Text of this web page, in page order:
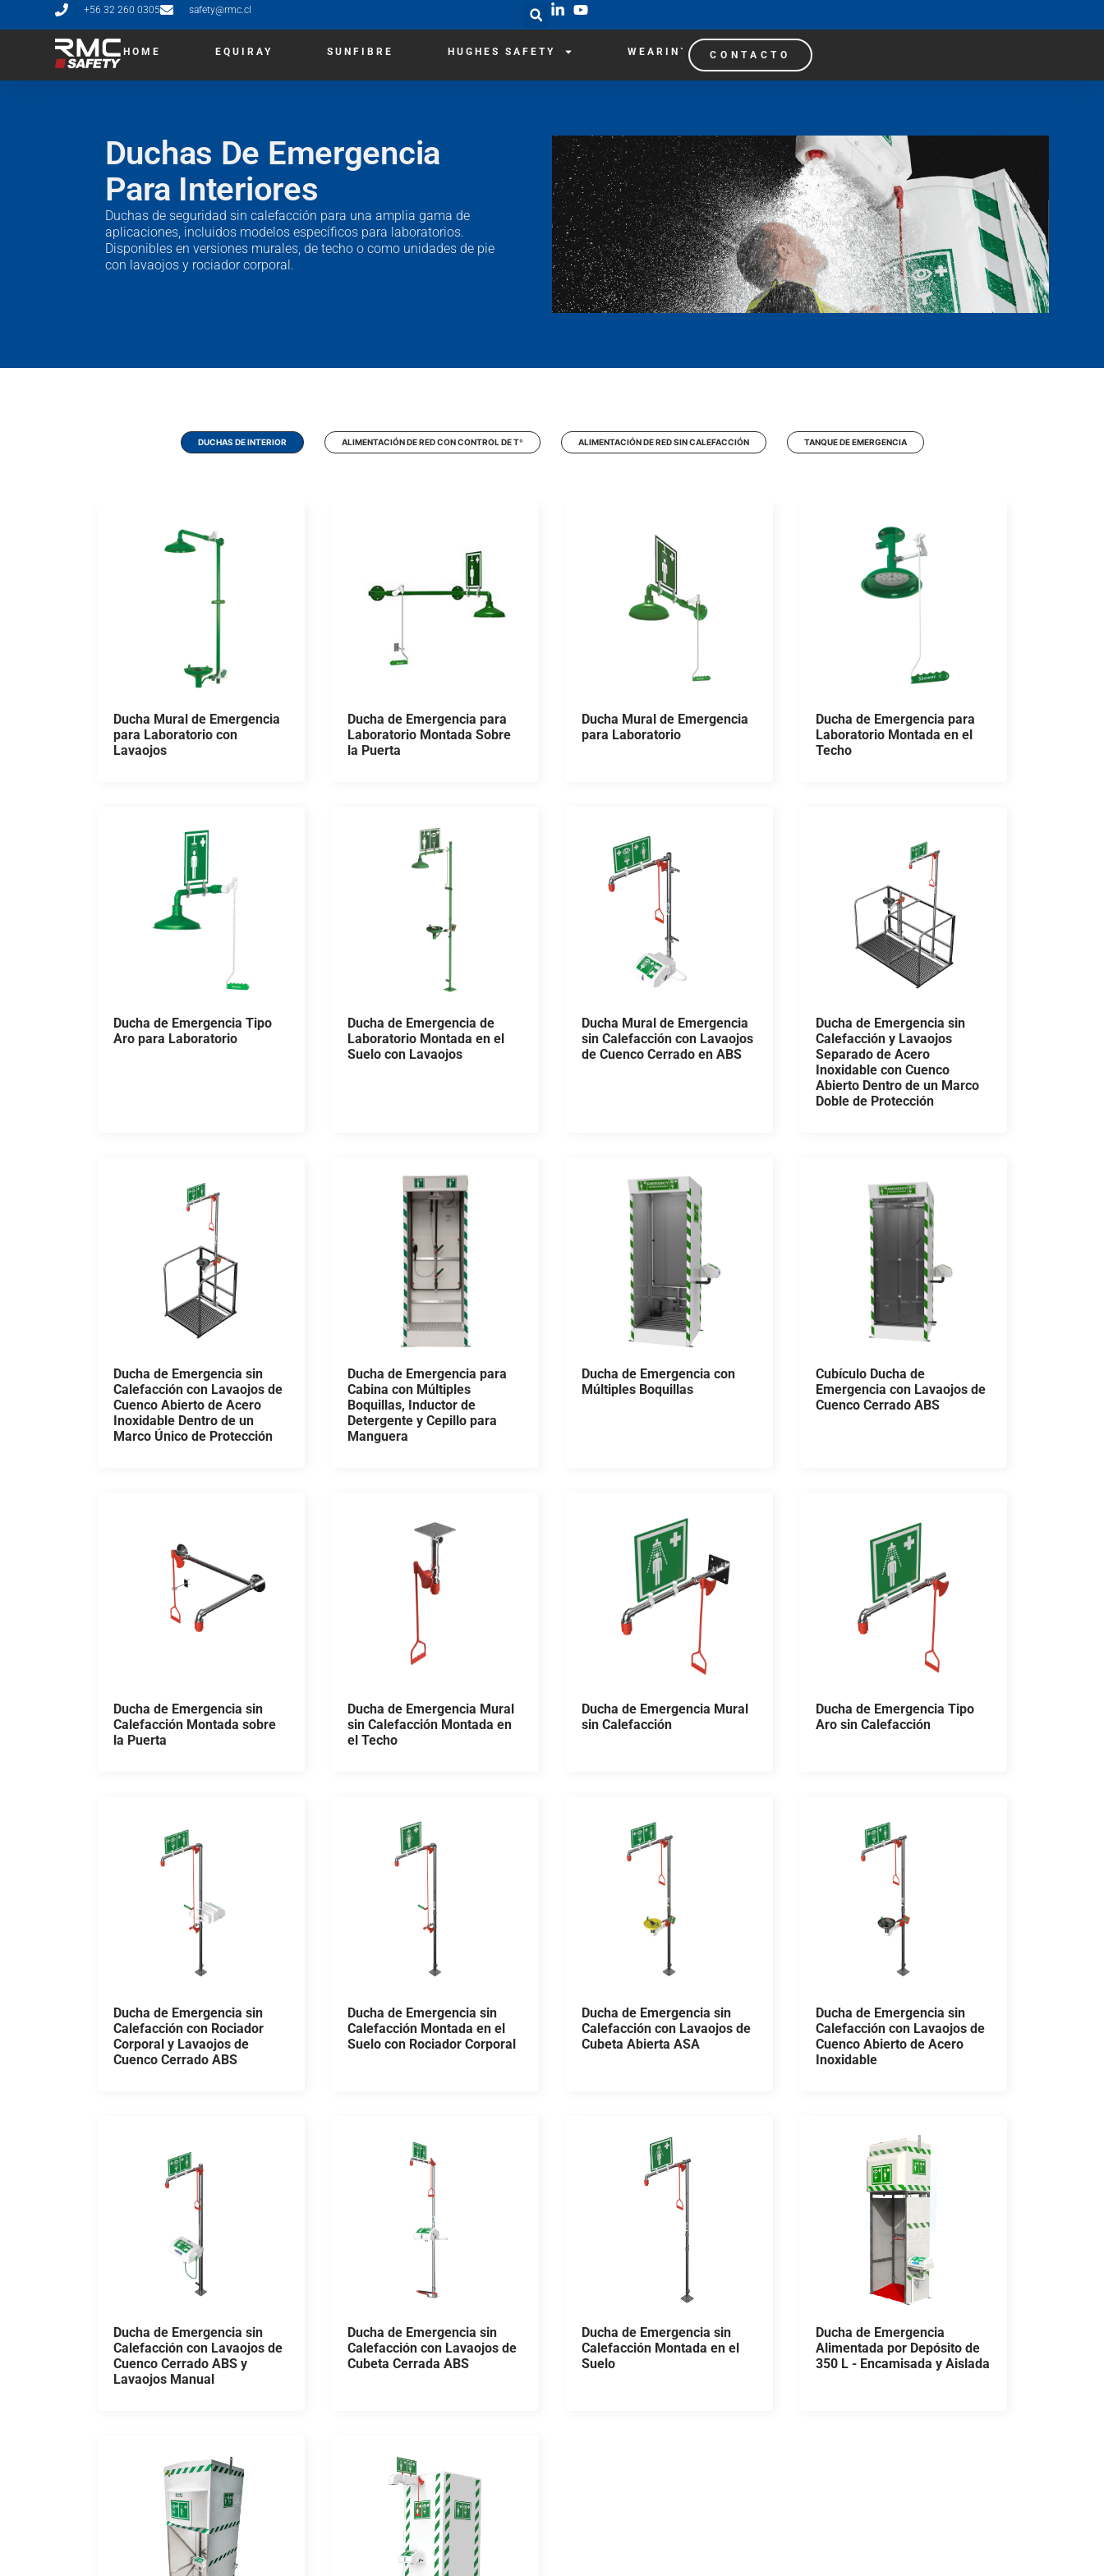
+56 32 260 0305 safety@rmc.cl
HOME EQUIRAY SUNFIBRE HUGHES SAFETY WEARIN` CONTACTO
Duchas De Emergencia
Para Interiores
Duchas de seguridad sin calefacción para una amplia gama de
aplicaciones, incluidos modelos específicos para laboratorios.
Disponibles en versiones murales, de techo o como unidades de pie
con lavaojos y rociador corporal.
DUCHAS DE INTERIOR ALIMENTACIÓN DE RED CON CONTROL DE Tº ALIMENTACIÓN DE RED SIN CALEFACCIÓN TANQUE DE EMERGENCIA
Ducha Mural de Emergencia
para Laboratorio con
Lavaojos
Ducha de Emergencia para
Laboratorio Montada Sobre
la Puerta
Ducha Mural de Emergencia
para Laboratorio
Ducha de Emergencia para
Laboratorio Montada en el
Techo
Ducha de Emergencia Tipo
Aro para Laboratorio
Ducha de Emergencia de
Laboratorio Montada en el
Suelo con Lavaojos
Ducha Mural de Emergencia
sin Calefacción con Lavaojos
de Cuenco Cerrado en ABS
Ducha de Emergencia sin
Calefacción y Lavaojos
Separado de Acero
Inoxidable con Cuenco
Abierto Dentro de un Marco
Doble de Protección
Ducha de Emergencia sin
Calefacción con Lavaojos de
Cuenco Abierto de Acero
Inoxidable Dentro de un
Marco Único de Protección
Ducha de Emergencia para
Cabina con Múltiples
Boquillas, Inductor de
Detergente y Cepillo para
Manguera
Ducha de Emergencia con
Múltiples Boquillas
Cubículo Ducha de
Emergencia con Lavaojos de
Cuenco Cerrado ABS
Ducha de Emergencia sin
Calefacción Montada sobre
la Puerta
Ducha de Emergencia Mural
sin Calefacción Montada en
el Techo
Ducha de Emergencia Mural
sin Calefacción
Ducha de Emergencia Tipo
Aro sin Calefacción
Ducha de Emergencia sin
Calefacción con Rociador
Corporal y Lavaojos de
Cuenco Cerrado ABS
Ducha de Emergencia sin
Calefacción Montada en el
Suelo con Rociador Corporal
Ducha de Emergencia sin
Calefacción con Lavaojos de
Cubeta Abierta ASA
Ducha de Emergencia sin
Calefacción con Lavaojos de
Cuenco Abierto de Acero
Inoxidable
Ducha de Emergencia sin
Calefacción con Lavaojos de
Cuenco Cerrado ABS y
Lavaojos Manual
Ducha de Emergencia sin
Calefacción con Lavaojos de
Cubeta Cerrada ABS
Ducha de Emergencia sin
Calefacción Montada en el
Suelo
Ducha de Emergencia
Alimentada por Depósito de
350 L - Encamisada y Aislada